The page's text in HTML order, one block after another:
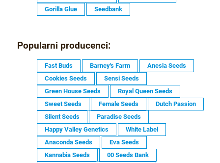
Gorilla Glue
Seedbank
Popularni producenci:
Fast Buds Barney's Farm
Anesia Seeds
Cookies Seeds
Sensi Seeds
Green House Seeds
Royal Queen Seeds
Sweet Seeds
Female Seeds
Dutch Passion
Silent Seeds
Paradise Seeds
Happy Valley Genetics
White Label
Anaconda Seeds
Eva Seeds
Kannabia Seeds
00 Seeds Bank